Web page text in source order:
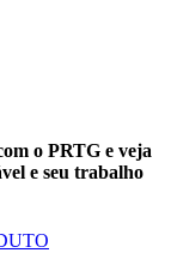
o PRTG e veja
e seu trabalho